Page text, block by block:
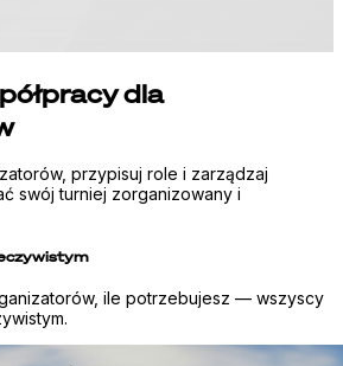
dla
przypisuj role i zarządzaj
swój turniej zorganizowany i
ile potrzebujesz — wszyscy